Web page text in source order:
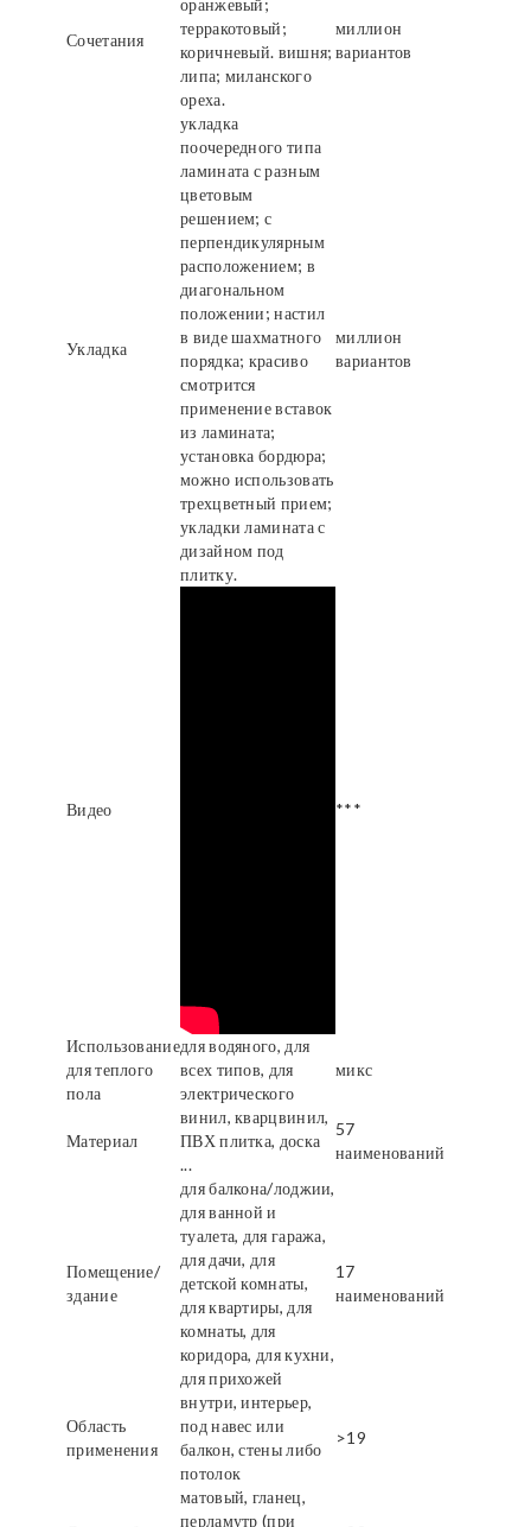
Сочетания
оранжевый;
терракотовый;
коричневый. вишня;
липа; миланского
ореха.
миллион
вариантов
Укладка
укладка
поочередного типа
ламината с разным
цветовым
решением; с
перпендикулярным
расположением; в
диагональном
положении; настил
в виде шахматного
порядка; красиво
смотрится
применение вставок
из ламината;
установка бордюра;
можно использовать
трехцветный прием;
укладки ламината с
дизайном под
плитку.
миллион
вариантов
Видео ***
Использование
для теплого
пола
для водяного, для
всех типов, для
электрического
микс
Материал
винил, кварцвинил,
ПВХ плитка, доска
...
57
наименований
Помещение/
здание
для балкона/лоджии,
для ванной и
туалета, для гаража,
для дачи, для
детской комнаты,
для квартиры, для
комнаты, для
коридора, для кухни,
для прихожей
17
наименований
Область
применения
внутри, интерьер,
под навес или
балкон, стены либо
потолок
>19
матовый, гланец,
перламутр (при